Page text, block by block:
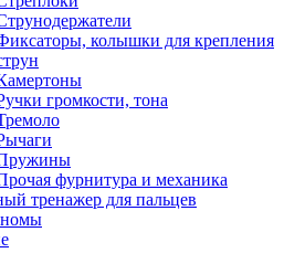
колышки для крепления
громкости, тона
фурнитура и механика
тренажер для пальцев